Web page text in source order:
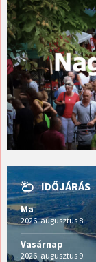
IDŐJÁRÁS
Ma
2026. augusztus 8.
Vasárnap
2026. augusztus 9.